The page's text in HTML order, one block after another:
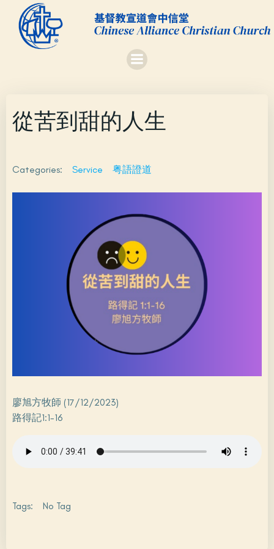
to
content
從苦到甜的人生
Categories: Service 粤語證道
廖旭方牧師 (17/12/2023)
路得記1:1-16
Tags: No Tag